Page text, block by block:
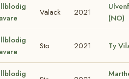
Valack 2021
(NO)
Sto 2021 Ty